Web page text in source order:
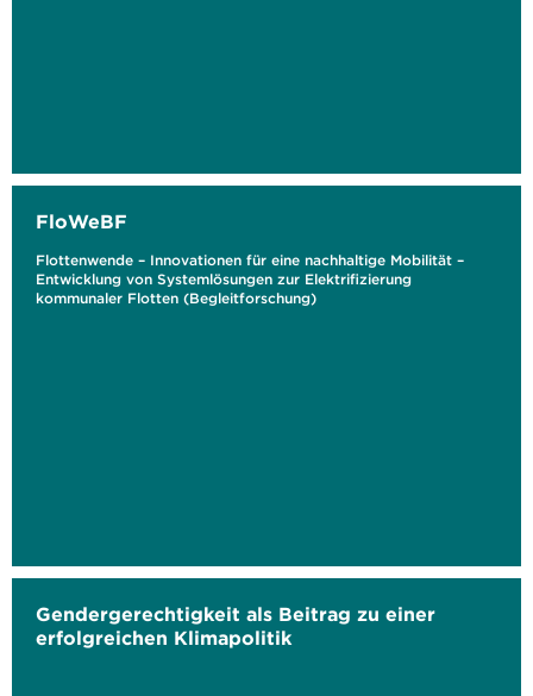
FloWeBF
Flottenwende – Innovationen für eine nachhaltige Mobilität –
Entwicklung von Systemlösungen zur Elektrifizierung
kommunaler Flotten (Begleitforschung)
Gendergerechtigkeit als Beitrag zu einer
erfolgreichen Klimapolitik